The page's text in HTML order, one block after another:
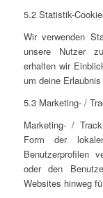
5.2 Statistik-
Wir verwenden
unsere Nutzer
erhalten wir
um deine
5.3 Marketing- /
Marketing- /
Form der
Benutzerprofilen
oder den
Websites hinweg